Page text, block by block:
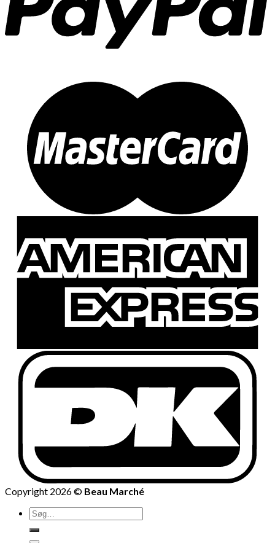
Copyright 2026 © Beau Marché
Søg
efter: